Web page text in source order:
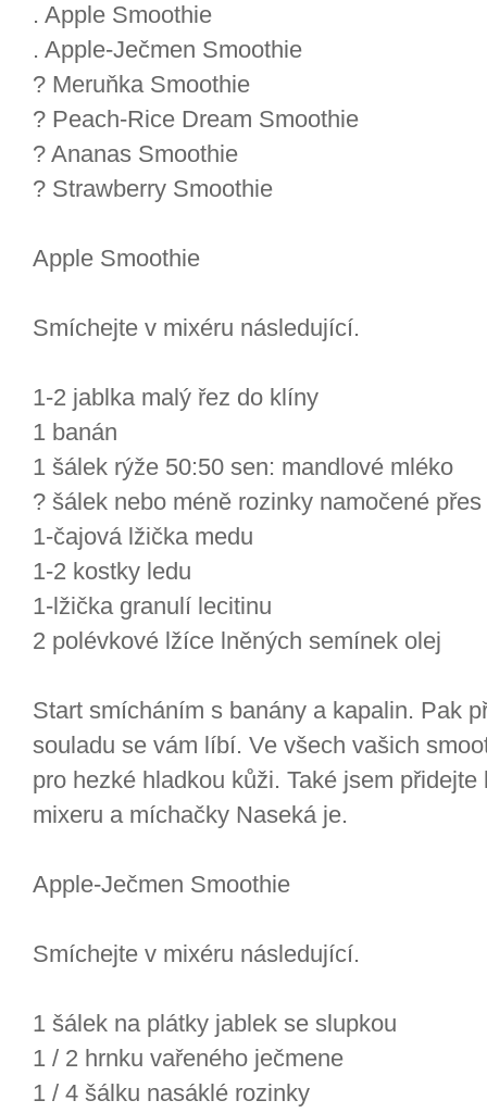
. Apple Smoothie
. Apple-Ječmen Smoothie
? Meruňka Smoothie
? Peach-Rice Dream Smoothie
? Ananas Smoothie
? Strawberry Smoothie
Apple Smoothie
Smíchejte v mixéru následující.
1-2 jablka malý řez do klíny
1 banán
1 šálek rýže 50:50 sen: mandlové mléko
? šálek nebo méně rozinky namočené
1-čajová lžička medu
1-2 kostky ledu
1-lžička granulí lecitinu
2 polévkové lžíce lněných semínek olej
Start smícháním s banány a kapalin. Pak
souladu se vám líbí. Ve všech vašich
pro hezké hladkou kůži. Také jsem
mixeru a míchačky Naseká je.
Apple-Ječmen Smoothie
Smíchejte v mixéru následující.
1 šálek na plátky jablek se slupkou
1 / 2 hrnku vařeného ječmene
1 / 4 šálku nasáklé rozinky